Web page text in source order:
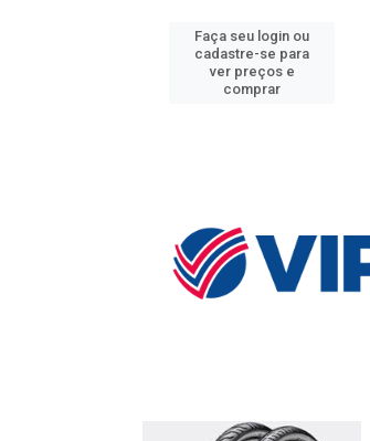
Faça seu login ou
cadastre-se para
ver preços e
comprar